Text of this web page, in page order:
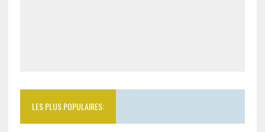
LES PLUS POPULAIRES: